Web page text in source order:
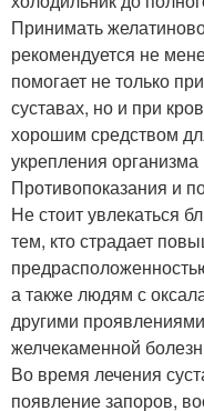
Принимать
рекомендуется не
помогает не только
суставах, но и при
хорошим средством
укрепления
Противопоказания и
Не стоит увлекаться
тем, кто страдает
а также людям с
другими
желчекаменной
Во время лечения
появление запоров,